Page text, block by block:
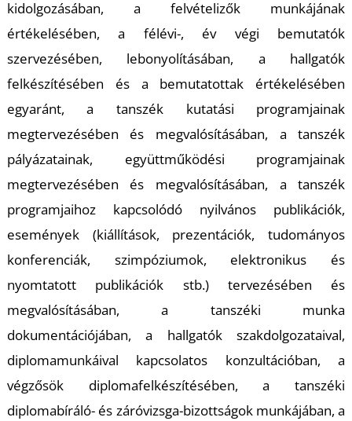
kidolgozásában, a felvételizők munkájának
értékelésében, a félévi-, év végi bemutatók
szervezésében, lebonyolításában, a hallgatók
felkészítésében és a bemutatottak értékelésében
egyaránt, a tanszék kutatási programjainak
megtervezésében és megvalósításában, a tanszék
pályázatainak, együttműködési programjainak
megtervezésében és megvalósításában, a tanszék
programjaihoz kapcsolódó nyilvános publikációk,
események (kiállítások, prezentációk, tudományos
konferenciák, szimpóziumok, elektronikus és
nyomtatott publikációk stb.) tervezésében és
megvalósításában, a tanszéki munka
dokumentációjában, a hallgatók szakdolgozataival,
diplomamunkáival kapcsolatos konzultációban, a
végzősök diplomafelkészítésében, a tanszéki
diplomabíráló- és záróvizsga-bizottságok munkájában, a